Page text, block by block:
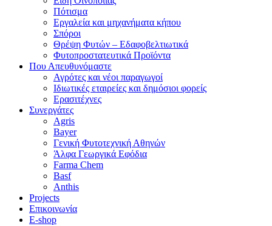
Πότισμα
Εργαλεία και μηχανήματα κήπου
Σπόροι
Θρέψη Φυτών – Εδαφοβελτιωτικά
Φυτοπροστατευτικά Προϊόντα
Που Απευθυνόμαστε
Αγρότες και νέοι παραγωγοί
Ιδιωτικές εταιρείες και δημόσιοι φορείς
Ερασιτέχνες
Συνεργάτες
Agris
Bayer
Γενική Φυτοτεχνική Αθηνών
Άλφα Γεωργικά Εφόδια
Farma Chem
Basf
Anthis
Projects
Επικοινωνία
E-shop